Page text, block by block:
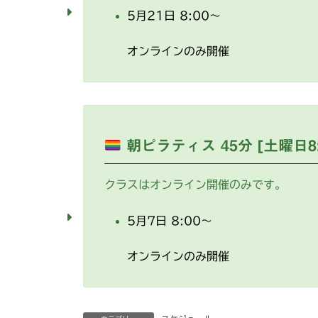
5月21日 8:00～
オンラインのみ開催
朝ピラティス 45分 [土曜
クラスはオンライン開催のみです。
5月7日 8:00～
オンラインのみ開催